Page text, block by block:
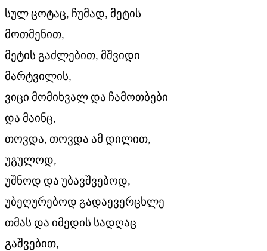
სულ ცოტაც, ჩუმად, მეტის
მოთმენით,
მეტის გაძლებით, მშვიდი
მარტვილის,
ვიცი მომიხვალ და ჩამოთბები
და მაინც,
თოვდა, თოვდა ამ დილით,
უგულოდ,
უშნოდ და უბავშვებოდ,
უბეღურებოდ გადაევერცხლე
თმას და იმედის სადღაც
გაშვებით,